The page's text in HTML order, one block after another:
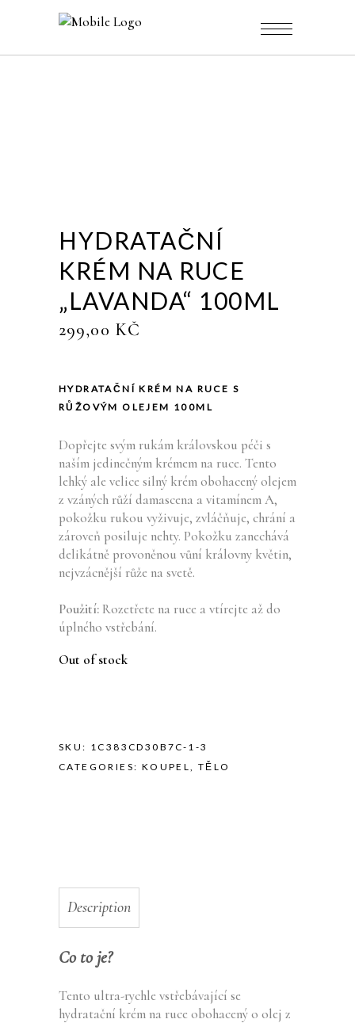
HYDRATAČNÍ
KRÉM NA RUCE
„LAVANDA“ 100ML
299,00 KČ
HYDRATAČNÍ KRÉM NA RUCE S
RŮŽOVÝM OLEJEM 100ML
Dopřejte svým rukám královskou péči s
naším jedinečným krémem na ruce. Tento
lehký ale velice silný krém obohacený olejem
z vzáných růží damascena a vitamínem A,
pokožku rukou vyživuje, zvláčňuje, chrání a
zároveň posiluje nehty. Pokožku zanechává
delikátně provoněnou vůní královny květin,
nejvzácnější růže na svetě.
Použití:Rozetřete na ruce a vtírejte až do
úplného vstřebání.
Out of stock
SKU: 1C383CD30B7C-1-3
CATEGORIES: KOUPEL,TĚLO
Description
Co to je?
Tento ultra-rychle vstřebávající se
hydratační krém na ruce obohacený o olej z